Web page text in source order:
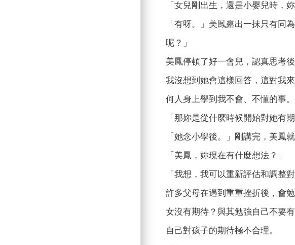
「女兒剛出生，還是小嬰兒時，
「有呀。」美鳳露出一抹只有同
呢？」
美鳳停頓了好一會兒，認真思考
我沒想到她會這樣回答，這對我
何人身上學到我不會、不懂的事。
「那妳是從什麼時候開始對她有期
「她念小學後。」剛講完，美鳳
「美鳳，妳現在有什麼想法？」
「我想，我可以重新評估和調整
許多父母在遇到重重挫折後，會
女沒有期待？與其勉強自己不要
自己對孩子的期待極不合理。